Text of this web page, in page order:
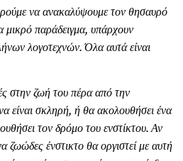
να ανακαλύψουμε τον θησαυρό
μικρό παράδειγμα, υπάρχουν
λογοτεχνών. Όλα αυτά είναι
στην ζωή του πέρα από την
είναι σκληρή, ή θα ακολουθήσει ένα
τον δρόμο του ενστίκτου. Αν
ζωώδες ένστικτο θα οργιστεί με αυτή